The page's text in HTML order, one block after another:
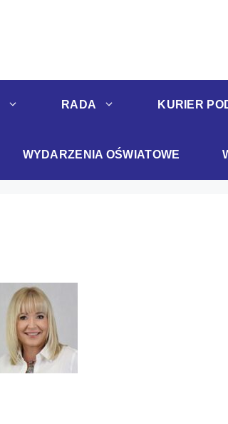
RADA KURIER
WYDARZENIA OŚWIATOWE